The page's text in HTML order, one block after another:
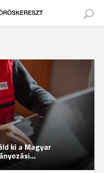
ki a Magyar